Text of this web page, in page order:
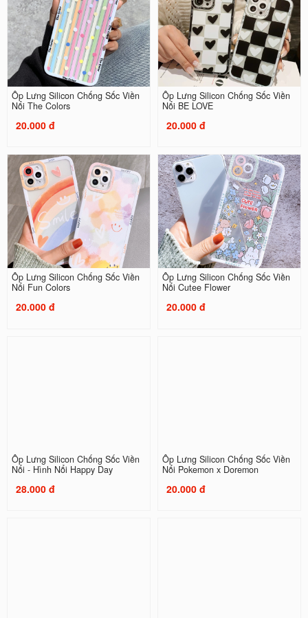
Ốp Lưng Silicon Chống Sốc Viền
Nổi The Colors
20.000 đ
Ốp Lưng Silicon Chống Sốc Viền
Nổi BE LOVE
20.000 đ
Ốp Lưng Silicon Chống Sốc Viền
Nổi Fun Colors
20.000 đ
Ốp Lưng Silicon Chống Sốc Viền
Nổi Cutee Flower
20.000 đ
Ốp Lưng Silicon Chống Sốc Viền
Nổi - Hình Nổi Happy Day
28.000 đ
Ốp Lưng Silicon Chống Sốc Viền
Nổi Pokemon x Doremon
20.000 đ